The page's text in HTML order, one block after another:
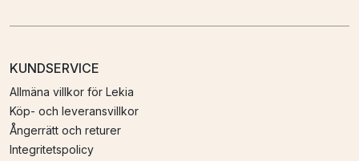
KUNDSERVICE
Allmäna villkor för Lekia
Köp- och leveransvillkor
Ångerrätt och returer
Integritetspolicy